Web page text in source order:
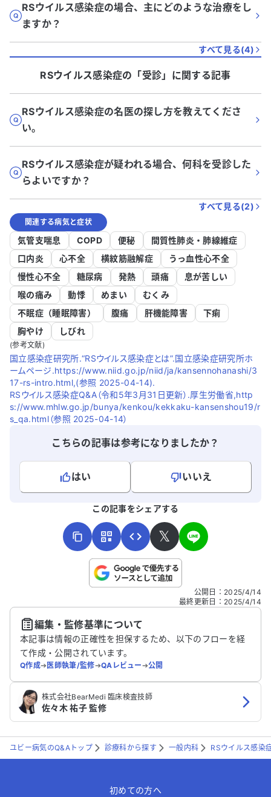
RSウイルス感染症の場合、主にどのような治療をし
ますか？
すべて見る(4)
RSウイルス感染症の「受診」に関する記事
RSウイルス感染症の名医の探し方を教えてくださ
い。
RSウイルス感染症が疑われる場合、何科を受診した
らよいですか？
すべて見る(2)
関連する病気と症状
気管支喘息 COPD 便秘
間質性肺炎・肺線維症
口内炎
心不全 横紋筋融解症
うっ血性心不全
慢性心不全
糖尿病 発熱 頭痛
息が苦しい
喉の痛み
動悸 めまい
むくみ
不眠症（睡眠障害）
腹痛 肝機能障害
下痢
胸やけ
しびれ
(参考文献)
国立感染症研究所.“RSウイルス感染症とは”.国立感染症研究所ホ
ームページ.https://www.niid.go.jp/niid/ja/kansennohanashi/3
17-rs-intro.html,(参照 2025-04-14).
RSウイルス感染症Q&A（令和5年3月31日更新）.厚生労働省,http
s://www.mhlw.go.jp/bunya/kenkou/kekkaku-kansenshou19/r
s_qa.html（参照 2025-04-14）
こちらの記事は参考になりましたか？
はい
いいえ
こちらは送信専用のフォームです。氏名やご自身の病気の詳細な
送信する
この記事をシェアする
𝕏
公開日 ： 2025/4/14
最終更新日 ： 2025/4/14
編集・監修基準について
本記事は情報の正確性を担保するため、以下のフローを経
て作成・公開されています。
Q作成➔医師執筆/監修➔QAレビュー➔公開
株式会社BearMedi 臨床検査技師
佐々木 祐子 監修
ユビー病気のQ&Aトップ 診療科から探す 一般内科 RSウイルス感染
初めての方へ